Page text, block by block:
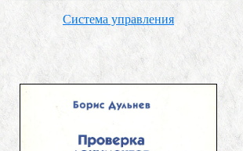
Система управления